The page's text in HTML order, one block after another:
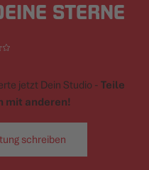
STERNE
jetzt Dein Studio -Teile
mit anderen!
schreiben